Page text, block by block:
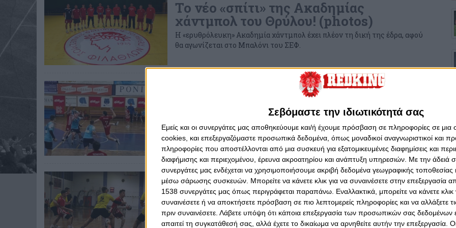
Σεβόμαστε την ιδιωτικότητά σας
Εμείς και οι συνεργάτες μας αποθηκεύουμε και/ή έχουμε πρόσβαση σε πληροφορίες σε
cookies, και επεξεργαζόμαστε προσωπικά δεδομένα, όπως μοναδικοί αναγνωριστικοί και
πληροφορίες που αποστέλλονται από μια συσκευή για εξατομικευμένες διαφημίσεις και
διαφήμισης και περιεχομένου, έρευνα ακροατηρίου και ανάπτυξη υπηρεσιών. Με την άδειά
συνεργάτες μας ενδέχεται να χρησιμοποιήσουμε ακριβή δεδομένα γεωγραφικής τοποθεσίας
μέσω σάρωσης συσκευών. Μπορείτε να κάνετε κλικ για να συναινέσετε στην επεξεργασία
1538 συνεργάτες μας όπως περιγράφεται παραπάνω. Εναλλακτικά, μπορείτε να κάνετε κλικ
συναινέσετε ή να αποκτήσετε πρόσβαση σε πιο λεπτομερείς πληροφορίες και να αλλάξετε
πριν συναινέσετε. Λάβετε υπόψη ότι κάποια επεξεργασία των προσωπικών σας δεδομένων
απαιτεί τη συγκατάθεσή σας, αλλά έχετε το δικαίωμα να αρνηθείτε αυτήν την επεξεργασία.
Το νέο «σπίτι» της Ακαδημίας
χάντμπολ του Θρύλου! (photos)
Η «ερυθρόλευκη» Ακαδημία χάντμπολ έχει πλέον τη δική της έδρα, αφού
θα αγωνίζεται στο Μπαλόνι του ΣΕΦ.
Εύκολα στη Νέα Φιλαδέλφεια οι Έφηβοι
Άνετο πέρασμα από τη Νέα Φιλαδέλφεια (33-17) για τους Έφηβους του
Τρίτη, 24 Ιανουαρίου 2023 - 12:16
Ήττα για τους Παίδες στο ξεκίνημα της
Β Φάσης
Οι Παίδες της Ακαδημίας Χάντμπολ του Ολυμπιακού έχασαν με 28-17 από